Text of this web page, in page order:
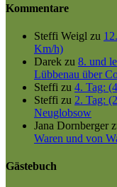
Kommentare
Steffi Weigl zu
Km/h)
Darek zu 8. und
Lübbenau über
Steffi zu 4. Tag:
Steffi zu 2. Tag:
Neuglobsow
Jana Dornberger
Waren und von
Gästebuch